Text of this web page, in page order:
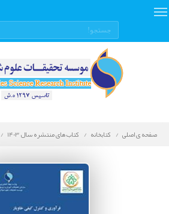
صفحه ی اصلی کتابخانه کتاب های منتشره سال 1403